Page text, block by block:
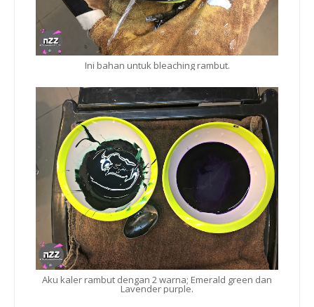
Ini bahan untuk bleaching rambut.
Aku kaler rambut dengan 2 warna; Emerald green dan
Lavender purple.